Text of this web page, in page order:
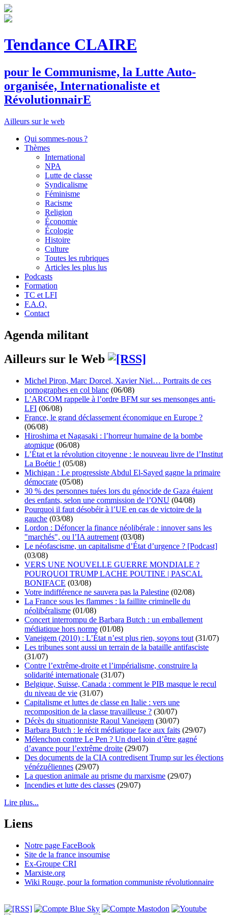
Tendance CLAIRE
pour le Communisme, la Lutte Auto-
organisée, Internationaliste et
RévolutionnairE
Ailleurs sur le web
Qui sommes-nous ?
Thèmes
International
NPA
Lutte de classe
Syndicalisme
Féminisme
Racisme
Religion
Économie
Écologie
Histoire
Culture
Toutes les rubriques
Articles les plus lus
Podcasts
Formation
TC et LFI
F.A.Q.
Contact
Agenda militant
Ailleurs sur le Web
Michel Piron, Marc Dorcel, Xavier Niel… Portraits de ces
pornographes en col blanc (06/08)
L’ARCOM rappelle à l’ordre BFM sur ses mensonges anti-
LFI (06/08)
France, le grand déclassement économique en Europe ?
(06/08)
Hiroshima et Nagasaki : l’horreur humaine de la bombe
atomique (06/08)
L’État et la révolution citoyenne : le nouveau livre de l’Institut
La Boétie ! (05/08)
Michigan : Le progressiste Abdul El-Sayed gagne la primaire
démocrate (05/08)
30 % des personnes tuées lors du génocide de Gaza étaient
des enfants, selon une commission de l’ONU (04/08)
Pourquoi il faut désobéir à l’UE en cas de victoire de la
gauche (03/08)
Lordon : Défoncer la finance néolibérale : innover sans les
"marchés", ou l’IA autrement (03/08)
Le néofascisme, un capitalisme d’État d’urgence ? [Podcast]
(03/08)
VERS UNE NOUVELLE GUERRE MONDIALE ?
POURQUOI TRUMP LACHE POUTINE | PASCAL
BONIFACE (03/08)
Votre indifférence ne sauvera pas la Palestine (02/08)
La France sous les flammes : la faillite criminelle du
néolibéralisme (01/08)
Concert interrompu de Barbara Butch : un emballement
médiatique hors norme (01/08)
Vaneigem (2010) : L’État n’est plus rien, soyons tout (31/07)
Les tribunes sont aussi un terrain de la bataille antifasciste
(31/07)
Contre l’extrême-droite et l’impérialisme, construire la
solidarité internationale (31/07)
Belgique, Suisse, Canada : comment le PIB masque le recul
du niveau de vie (31/07)
Capitalisme et luttes de classe en Italie : vers une
recomposition de la classe travailleuse ? (30/07)
Décès du situationniste Raoul Vaneigem (30/07)
Barbara Butch : le récit médiatique face aux faits (29/07)
Mélenchon contre Le Pen ? Un duel loin d’être gagné
d’avance pour l’extrême droite (29/07)
Des documents de la CIA contredisent Trump sur les élections
vénézuéliennes (29/07)
La question animale au prisme du marxisme (29/07)
Incendies et lutte des classes (29/07)
Lire plus...
Liens
Notre page FaceBook
Site de la france insoumise
Ex-Groupe CRI
Marxiste.org
Wiki Rouge, pour la formation communiste révolutionnaire